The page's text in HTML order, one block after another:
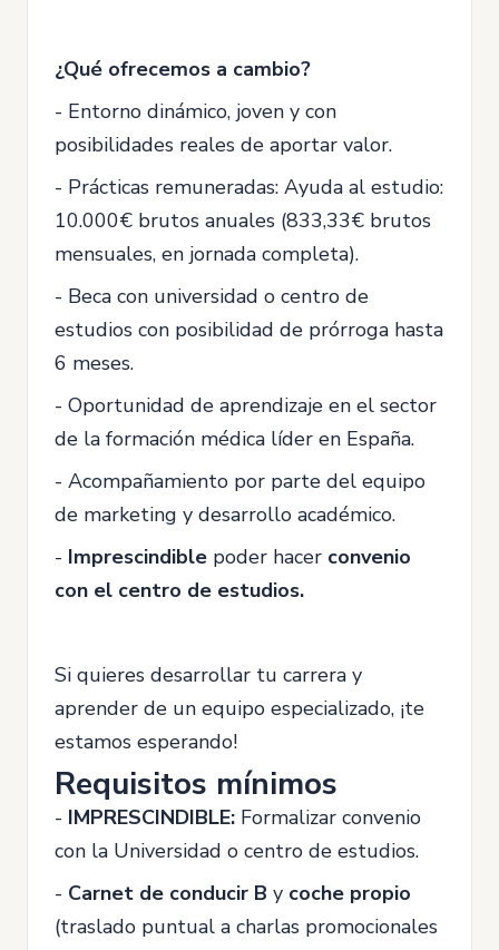
¿Qué ofrecemos a cambio?
- Entorno dinámico, joven y con
posibilidades reales de aportar valor.
- Prácticas remuneradas: Ayuda al estudio:
10.000€ brutos anuales (833,33€ brutos
mensuales, en jornada completa).
- Beca con universidad o centro de
estudios con posibilidad de prórroga hasta
6 meses.
- Oportunidad de aprendizaje en el sector
de la formación médica líder en España.
- Acompañamiento por parte del equipo
de marketing y desarrollo académico.
- Imprescindible poder hacer convenio
con el centro de estudios.
Si quieres desarrollar tu carrera y
aprender de un equipo especializado, ¡te
estamos esperando!
Requisitos mínimos
- IMPRESCINDIBLE: Formalizar convenio
con la Universidad o centro de estudios.
- Carnet de conducir B y coche propio
(traslado puntual a charlas promocionales